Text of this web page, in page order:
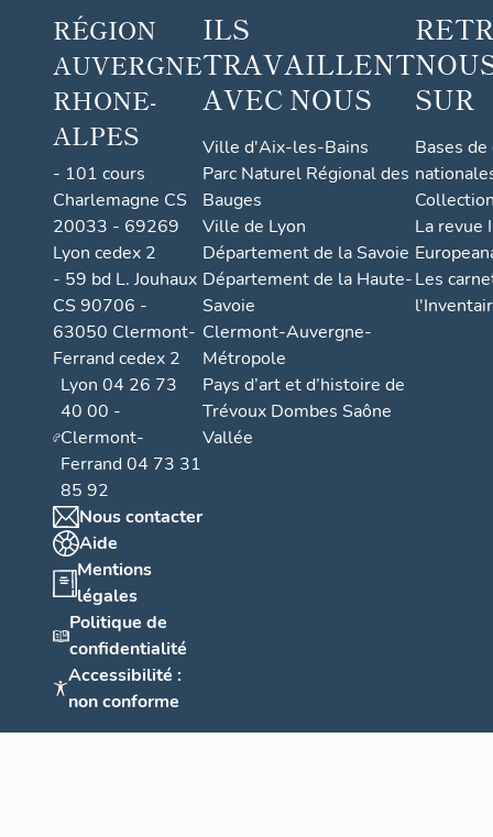
RÉGION
AUVERGNE
RHONE-
ALPES
- 101 cours
Charlemagne CS
20033 - 69269
Lyon cedex 2
- 59 bd L. Jouhaux
CS 90706 -
63050 Clermont-
Ferrand cedex 2
Lyon 04 26 73
40 00 -
Clermont-
Ferrand 04 73 31
85 92
Nous contacter
Aide
Mentions
légales
Politique de
confidentialité
Accessibilité :
non conforme
ILS
TRAVAILLENT
AVEC NOUS
Ville d'Aix-les-Bains
Parc Naturel Régional des
Bauges
Ville de Lyon
Département de la Savoie
Département de la Haute-
Savoie
Clermont-Auvergne-
Métropole
Pays d’art et d’histoire de
Trévoux Dombes Saône
Vallée
SUR
Bases
La revue
Les